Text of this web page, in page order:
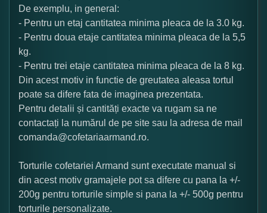
De exemplu, in general:
- Pentru un etaj cantitatea minima pleaca de la 3.0 kg.
- Pentru doua etaje cantitatea minima pleaca de la 5,5
kg.
- Pentru trei etaje cantitatea minima pleaca de la 8 kg.
Din acest motiv in functie de greutatea aleasa tortul
poate sa difere fata de imaginea prezentata.
Pentru detalii și cantități exacte va rugam sa ne
contactați la numărul de pe site sau la adresa de mail
comanda@cofetariaarmand.ro.
Torturile cofetariei Armand sunt executate manual si
din acest motiv gramajele pot sa difere cu pana la +/-
200g pentru torturile simple si pana la +/- 500g pentru
torturile personalizate.